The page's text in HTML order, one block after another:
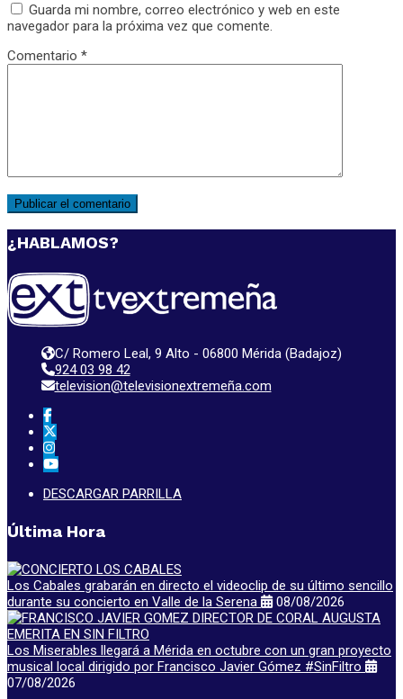
Guarda mi nombre, correo electrónico y web en este
navegador para la próxima vez que comente.
Comentario *
¿HABLAMOS?
C/ Romero Leal, 9 Alto - 06800 Mérida (Badajoz)
924 03 98 42
television@televisionextremeña.com
DESCARGAR PARRILLA
Última Hora
Los Cabales grabarán en directo el videoclip de su último sencillo
durante su concierto en Valle de la Serena
08/08/2026
Los Miserables llegará a Mérida en octubre con un gran proyecto
musical local dirigido por Francisco Javier Gómez #SinFiltro
07/08/2026